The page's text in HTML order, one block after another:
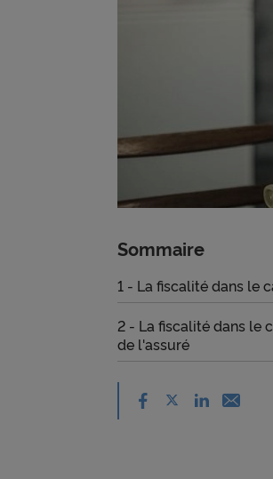
Sommaire
1 - La fiscalité dans le
2 - La fiscalité dans le
de l'assuré
Partager sur
Partager sur
Partager